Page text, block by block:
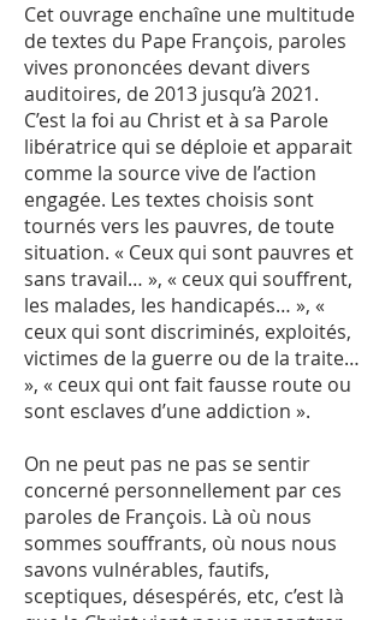
Cet ouvrage enchaîne une multitude
de textes du Pape François, paroles
vives prononcées devant divers
auditoires, de 2013 jusqu’à 2021.
C’est la foi au Christ et à sa Parole
libératrice qui se déploie et apparait
comme la source vive de l’action
engagée. Les textes choisis sont
tournés vers les pauvres, de toute
situation. « Ceux qui sont pauvres et
sans travail… », « ceux qui souffrent,
les malades, les handicapés… », «
ceux qui sont discriminés, exploités,
victimes de la guerre ou de la traite…
», « ceux qui ont fait fausse route ou
sont esclaves d’une addiction ».
On ne peut pas ne pas se sentir
concerné personnellement par ces
paroles de François. Là où nous
sommes souffrants, où nous nous
savons vulnérables, fautifs,
sceptiques, désespérés, etc, c’est là